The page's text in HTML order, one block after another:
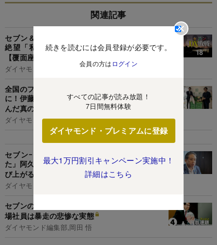
続きを読むには会員登録が必要です。
会員の方は ログイン
すべての記事が読み放題！
7日間無料体験
ダイヤモンド・プレミアムに登録
最大1万円割引キャンペーン実施中！
詳細はこちら
関連記事
セブン＆アイDX敗戦にセブン加盟店オーナーが
絶望「私たちの上納金がDXへ湯水のように」
【覆面座談会】
ダイヤモンド編集部,岡田 悟
全国のファミマ店舗が中古品の「巨大調達基地」
に！伊藤忠＆ファミマがブックオフとタッグを組
んだ真の狙い
ダイヤモンド編集部,大川哲拓
セブンｰイレブン「“上げ底問題”は確かにあっ
た」阿久津新社長が激白、独自入手資料から浮か
び上がる客数激減エリアは？
ダイヤモンド編集部,下本菜実
セブンの劣化が止まらない！経営中枢は麻痺、現
場社員は暴走の悲惨な実態
ダイヤモンド編集部,岡田 悟